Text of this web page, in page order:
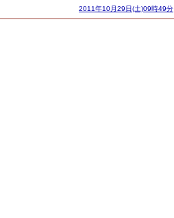
2011年10月29日(土)09時49分